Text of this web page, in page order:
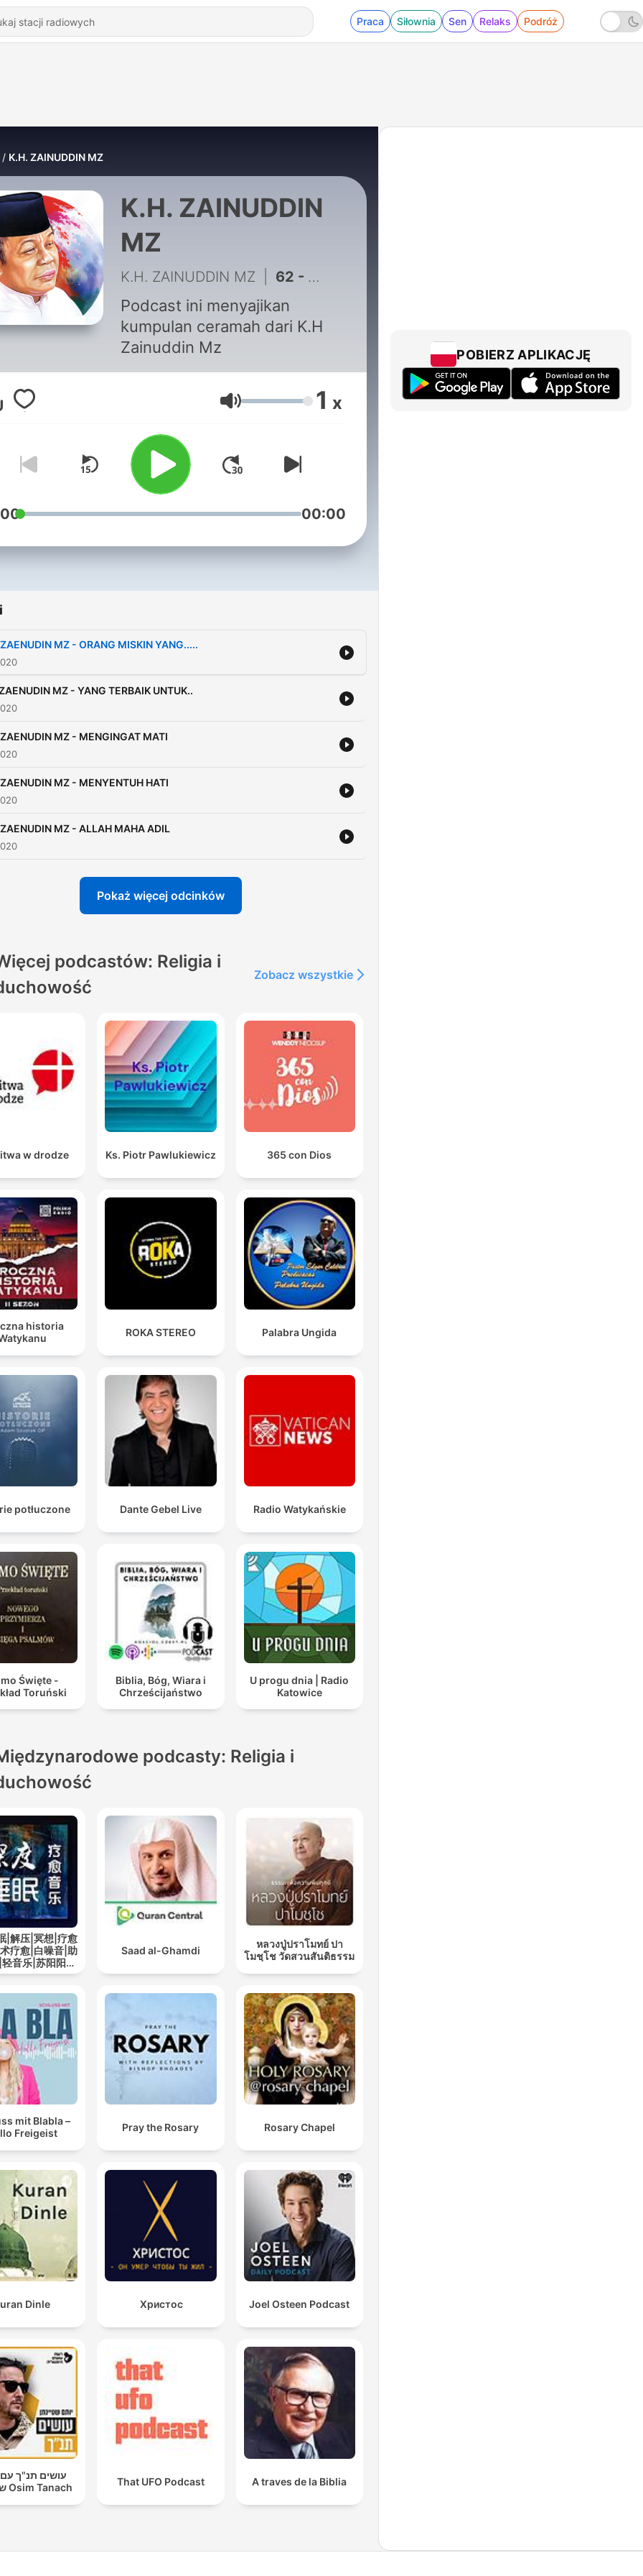
Praca Siłownia Sen Relaks Podróż
K.H. ZAINUDDIN MZ
K.H. ZAINUDDIN
MZ
K.H. ZAINUDDIN MZ 62 - KH ZAENUDIN MZ - ORANG MISKIN YANG.....
Podcast ini menyajikan
kumpulan ceramah dari K.H
Zainuddin Mz
Głośność 1 x
00:00
MZ - ORANG MISKIN YANG.....
MZ - YANG TERBAIK UNTUK..
MZ - MENGINGAT MATI
MZ - MENYENTUH HATI
MZ - ALLAH MAHA ADIL
Pokaż więcej odcinków
podcastów: Religia i
Zobacz wszystkie
w drodze Ks. Piotr Pawlukiewicz 365 con Dios
historia
ROKA STEREO Palabra Ungida
potłuczone Dante Gebel Live Radio Watykańskie
Święte -
Toruński
Biblia, Bóg, Wiara i
Chrześcijaństwo
U progu dnia | Radio
Katowice
podcasty: Religia i
|解压|冥想|疗愈
疗愈|白噪音|助
音乐|苏阳阳频
道
Saad al-Ghamdi
หลวงปู่ปราโมทย์ ปา
โมชฺโช วัดสวนสันติธรรม
mit Blabla –
Freigeist
Pray the Rosary Rosary Chapel
Dinle Христос Joel Osteen Podcast
עושים תנ"ך
שטיינמן Osim Tanach
That UFO Podcast A traves de la Biblia
POBIERZ APLIKACJĘ